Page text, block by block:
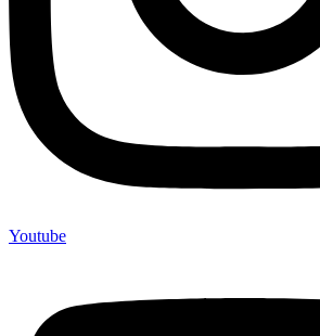
Youtube